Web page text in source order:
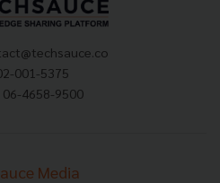
001-5375
06-4658-9500
Media